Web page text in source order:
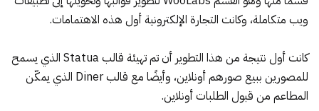
ويب متكاملة، وكانت التجارة الإلكترونية أول هذه الاهتمامات.
كانت أول نتيجة من هذا التطوير أن تم تهيئة قالب Statua الذي يسمح
للمصورين ببيع صورهم أونلاين، وأيضًا مع قالب Diner الذي يمكّن
المطاعم من قبول الطلبات أونلاين.